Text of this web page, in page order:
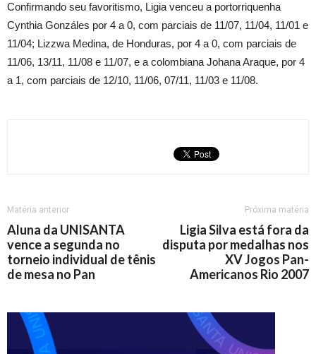
Confirmando seu favoritismo, Ligia venceu a portorriquenha
Cynthia Gonzáles por 4 a 0, com parciais de 11/07, 11/04, 11/01 e
11/04; Lizzwa Medina, de Honduras, por 4 a 0, com parciais de
11/06, 13/11, 11/08 e 11/07, e a colombiana Johana Araque, por 4
a 1, com parciais de 12/10, 11/06, 07/11, 11/03 e 11/08.
Matéria anterior
Aluna da UNISANTA
vence a segunda no
torneio individual de tênis
de mesa no Pan
Próxima matéria
Ligia Silva está fora da
disputa por medalhas nos
XV Jogos Pan-
Americanos Rio 2007